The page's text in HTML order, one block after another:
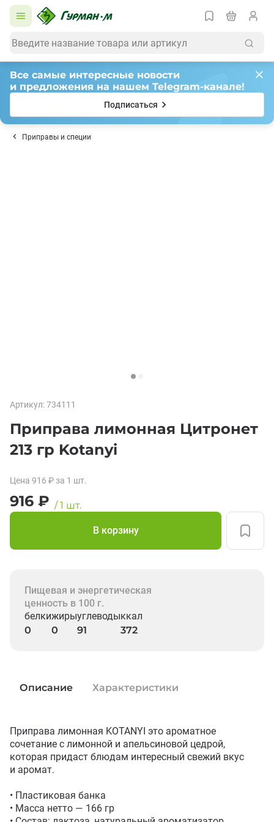
Все самые интересные новости
и предложения на нашем Telegram-канале!
Подписаться
Приправы и специи
Артикул:734111
Приправа лимонная Цитронет
213 гр Kotanyi
Цена 916 ₽ за 1 шт.
916 ₽ /1 шт.
В корзину
Пищевая и энергетическая
ценность в 100 г.
белки
0
жиры
0
углеводы
91
ккал
372
Описание Характеристики
Приправа лимонная KOTANYI это ароматное
сочетание с лимонной и апельсиновой цедрой,
которая придаст блюдам интересный свежий вкус
и аромат.
• Пластиковая банка
• Масса нетто — 166 гр